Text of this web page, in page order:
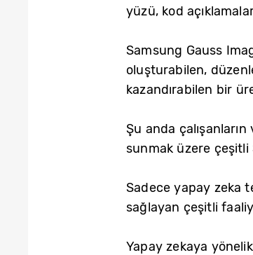
yüzü, kod
Samsung Gauss
oluşturabilen,
kazandırabilen bir
Şu anda
sunmak üzere çeşitli
Sadece yapay zeka
sağlayan çeşitli
Yapay zekaya